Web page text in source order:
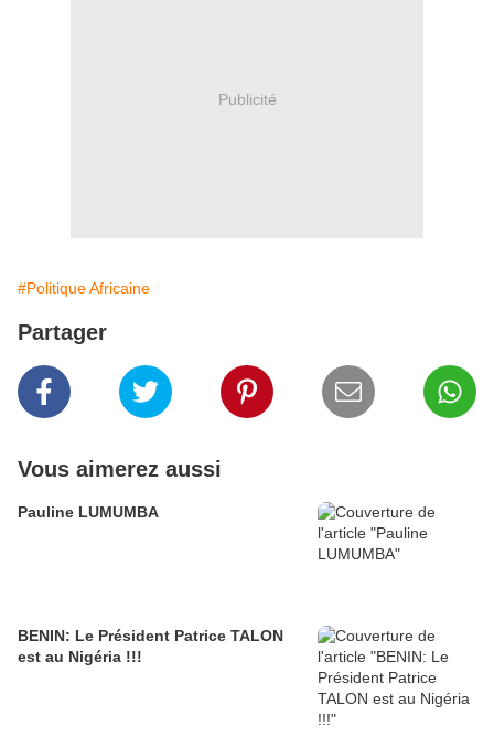
Publicité
#Politique Africaine
Partager
Vous aimerez aussi
Pauline LUMUMBA
BENIN: Le Président Patrice TALON
est au Nigéria !!!